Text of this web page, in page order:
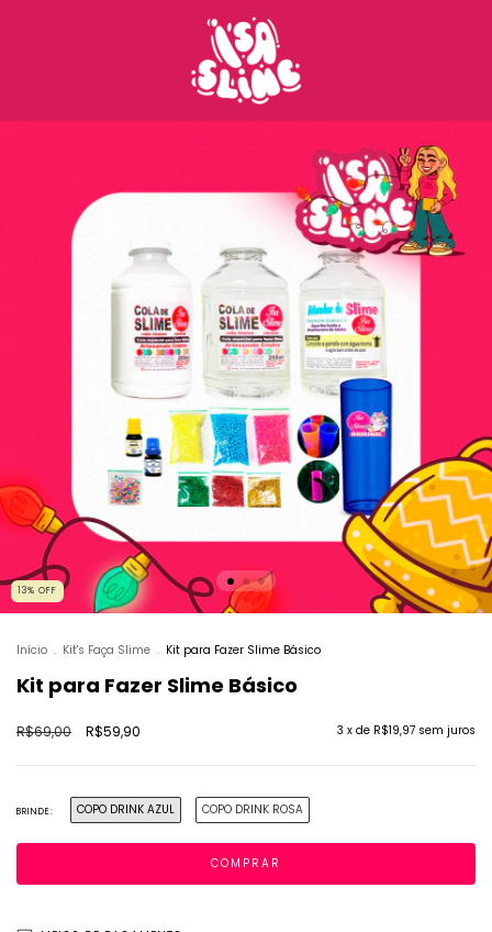
13% OFF
Início . Kit's Faça Slime . Kit para Fazer Slime Básico
Kit para Fazer Slime Básico
R$69,00 R$59,90 3 x de R$19,97 sem juros
BRINDE: COPO DRINK AZUL COPO DRINK ROSA